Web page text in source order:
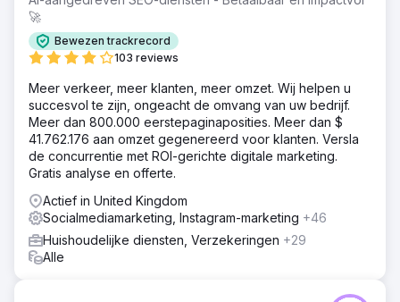
positie als beste hypotheekadviseur van Canberra
verstevigden.
🚀
Bewezen trackrecord
103 reviews
Meer verkeer, meer klanten, meer omzet. Wij helpen u
succesvol te zijn, ongeacht de omvang van uw bedrijf.
Meer dan 800.000 eerstepaginaposities. Meer dan $
41.762.176 aan omzet gegenereerd voor klanten. Versla
de concurrentie met ROI-gerichte digitale marketing.
Gratis analyse en offerte.
Actief in United Kingdom
Socialmediamarketing, Instagram-marketing +46
Huishoudelijke diensten, Verzekeringen +29
Alle